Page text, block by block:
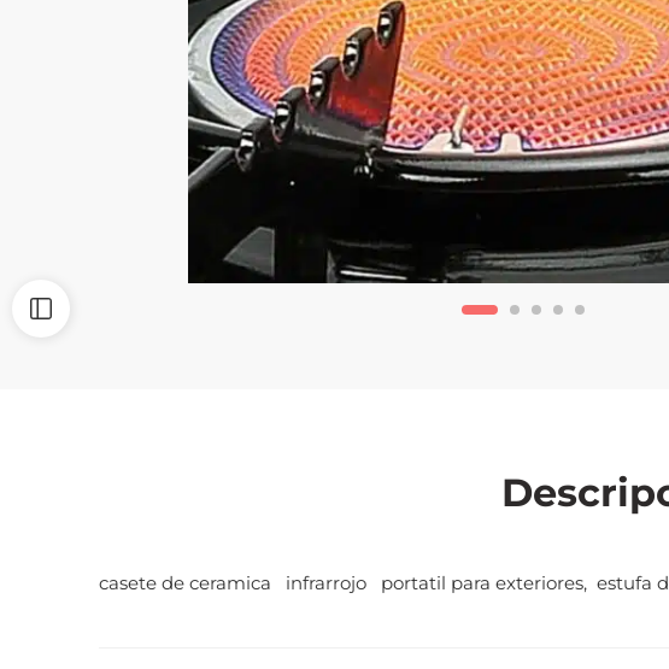
casete de ceramica infrarrojo portatil para exteriores, estufa